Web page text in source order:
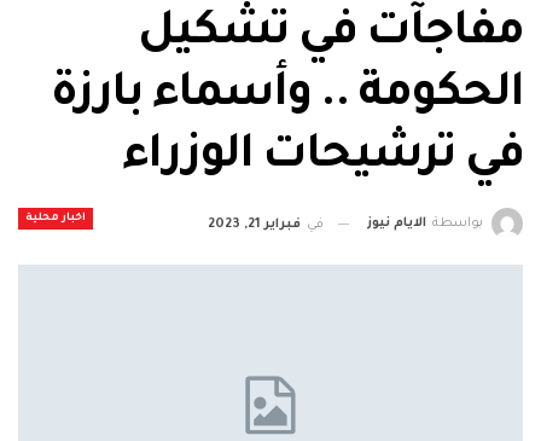
مفاجآت في تشكيل
الحكومة .. وأسماء بارزة
في ترشيحات الوزراء
اخبار محلية بواسطة الايام نيوز في فبراير 21, 2023